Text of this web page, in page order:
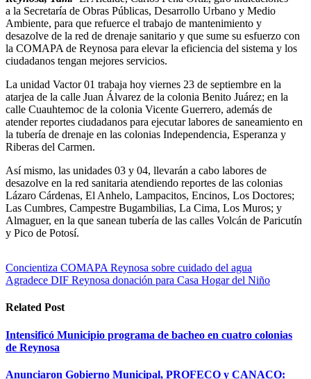
a la Secretaría de Obras Públicas, Desarrollo Urbano y Medio
Ambiente, para que refuerce el trabajo de mantenimiento y
desazolve de la red de drenaje sanitario y que sume su esfuerzo con
la COMAPA de Reynosa para elevar la eficiencia del sistema y los
ciudadanos tengan mejores servicios.
La unidad Vactor 01 trabaja hoy viernes 23 de septiembre en la
atarjea de la calle Juan Álvarez de la colonia Benito Juárez; en la
calle Cuauhtemoc de la colonia Vicente Guerrero, además de
atender reportes ciudadanos para ejecutar labores de saneamiento en
la tubería de drenaje en las colonias Independencia, Esperanza y
Riberas del Carmen.
Así mismo, las unidades 03 y 04, llevarán a cabo labores de
desazolve en la red sanitaria atendiendo reportes de las colonias
Lázaro Cárdenas, El Anhelo, Lampacitos, Encinos, Los Doctores;
Las Cumbres, Campestre Bugambilias, La Cima, Los Muros; y
Almaguer, en la que sanean tubería de las calles Volcán de Paricutín
y Pico de Potosí.
Navegación
de
entradas
Concientiza COMAPA Reynosa sobre cuidado del agua
Agradece DIF Reynosa donación para Casa Hogar del Niño
Related Post
Intensificó Municipio programa de bacheo en cuatro colonias
de Reynosa
Anunciaron Gobierno Municipal, PROFECO y CANACO: